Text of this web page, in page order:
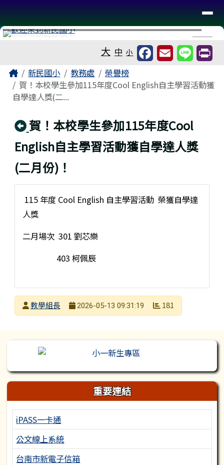
台南市新民國小
導覽列
⏸
大 中 小
主內容區域
Home新民國小 教務處
榮譽榜
賀！本校學生參加115年度Cool English自主學習活動獲
自學達人獎(二...
回上頁
賀！本校學生參加115年度Cool
English自主學習活動獲自學達人獎
(二月份)！
115 年度 Cool English 自主學習活動 榮獲自學達
人獎
二月場次 301 劉芯樂
403 柯佩辰
發布者
教學組長
2026-05-13 09:31:19 181
左邊區域內容
重要連結
iPASS一卡通
公文線上系統
台南市新電子信箱
頁尾區域